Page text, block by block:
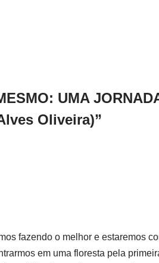
UMA
Oliveira)”
fazendo o melhor e estaremos
em uma floresta pela